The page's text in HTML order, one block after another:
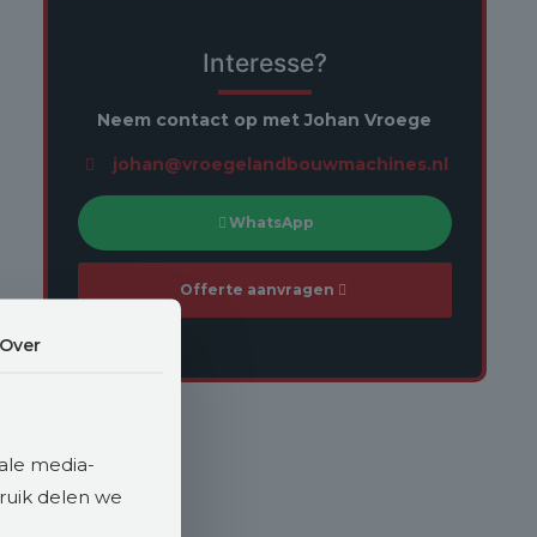
Interesse?
Neem contact op met Johan Vroege
johan@vroegelandbouwmachines.nl
WhatsApp
Offerte aanvragen
Over
media-
delen we